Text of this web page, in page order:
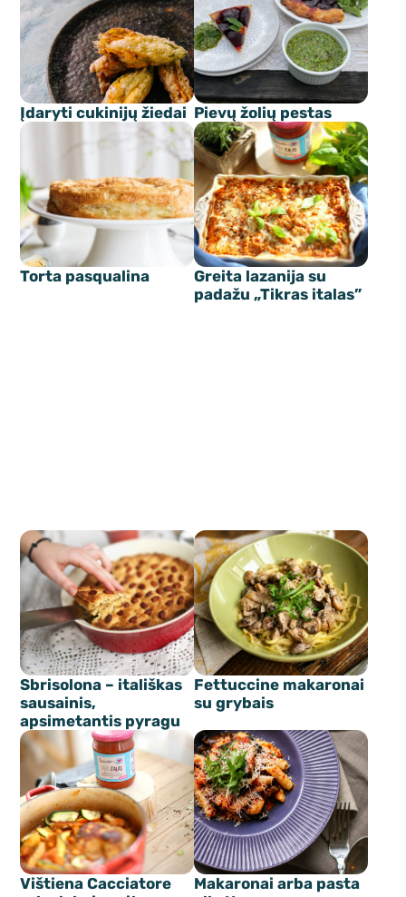
Įdaryti cukinijų žiedai Pievų žolių pestas
Torta pasqualina
Greita lazanija su
padažu „Tikras italas”
Sbrisolona – itališkas
sausainis,
apsimetantis pyragu
Fettuccine makaronai
su grybais
Vištiena Cacciatore
Makaronai arba pasta